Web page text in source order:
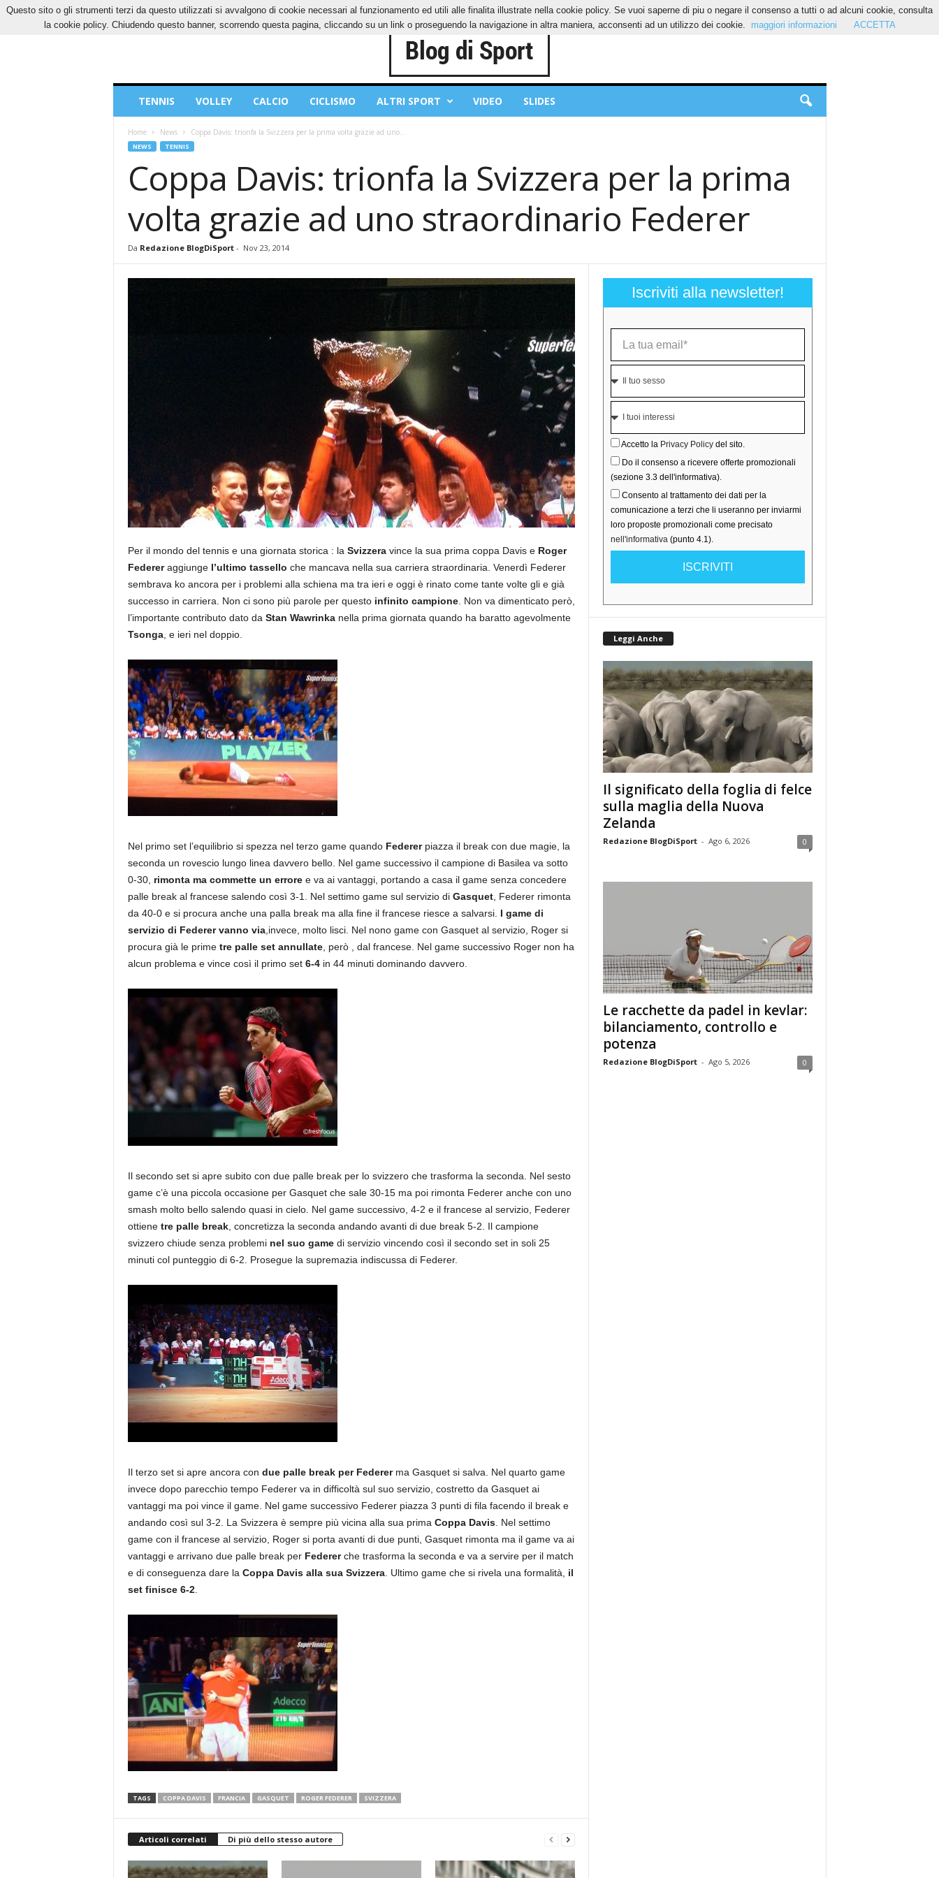
VENERDÌ, 7 AGOSTO 2026 CONTATTI COOKIES PRIVACY POLICY
Sport
TENNIS VOLLEY CALCIO CICLISMO ALTRI SPORT VIDEO SLIDES
Home News Coppa Davis: trionfa la Svizzera per la prima volta grazie ad uno...
NEWS TENNIS
Coppa Davis: trionfa la Svizzera per la prima
volta grazie ad uno straordinario Federer
Da Redazione BlogDiSport- Nov 23, 2014
Per il mondo del tennis e una giornata storica : la Svizzeravince la sua prima coppa Davis e Roger
Federeraggiunge l’ultimo tassello che mancava nella sua carriera straordinaria. Venerdì Federer
sembrava ko ancora per i problemi alla schiena ma tra ieri e oggi è rinato come tante volte gli e già
successo in carriera. Non ci sono più parole per questo infinito campione. Non va dimenticato però,
l’importante contributo dato da Stan Wawrinkanella prima giornata quando ha baratto agevolmente
Tsonga, e ieri nel doppio.
Nel primo set l’equilibrio si spezza nel terzo game quando Federerpiazza il break con due magie, la
seconda un rovescio lungo linea davvero bello. Nel game successivo il campione di Basilea va sotto
0-30, rimonta ma commette un erroree va ai vantaggi, portando a casa il game senza concedere
palle break al francese salendo così 3-1. Nel settimo game sul servizio di Gasquet, Federer rimonta
da 40-0 e si procura anche una palla break ma alla fine il francese riesce a salvarsi. I game di
servizio di Federer vanno via,invece, molto lisci. Nel nono game con Gasquet al servizio, Roger si
procura già le prime tre palle set annullate, però , dal francese. Nel game successivo Roger non ha
alcun problema e vince così il primo set 6-4in 44 minuti dominando davvero.
Il secondo set si apre subito con due palle break per lo svizzero che trasforma la seconda. Nel sesto
game c’è una piccola occasione per Gasquet che sale 30-15 ma poi rimonta Federer anche con uno
smash molto bello salendo quasi in cielo. Nel game successivo, 4-2 e il francese al servizio, Federer
ottiene tre palle break, concretizza la seconda andando avanti di due break 5-2. Il campione
svizzero chiude senza problemi nel suo gamedi servizio vincendo così il secondo set in soli 25
minuti col punteggio di 6-2. Prosegue la supremazia indiscussa di Federer.
Il terzo set si apre ancora con due palle break per Federerma Gasquet si salva. Nel quarto game
invece dopo parecchio tempo Federer va in difficoltà sul suo servizio, costretto da Gasquet ai
vantaggi ma poi vince il game. Nel game successivo Federer piazza 3 punti di fila facendo il break e
andando così sul 3-2. La Svizzera è sempre più vicina alla sua prima Coppa Davis. Nel settimo
game con il francese al servizio, Roger si porta avanti di due punti, Gasquet rimonta ma il game va ai
vantaggi e arrivano due palle break per Federerche trasforma la seconda e va a servire per il match
e di conseguenza dare la Coppa Davis alla sua Svizzera. Ultimo game che si rivela una formalità, il
set finisce 6-2.
TAGS COPPA DAVIS FRANCIA GASQUET ROGER FEDERER SVIZZERA
Articoli correlati Di più dello stesso autore
Iscriviti alla newsletter!
Accetto la Privacy Policydel sito.
Do il consenso a ricevere offerte promozionali
(sezione 3.3 dell'informativa).
Consento al trattamento dei dati per la
comunicazione a terzi che li useranno per inviarmi
loro proposte promozionali come precisato
nell'informativa(punto 4.1).
ISCRIVITI
Leggi Anche
Il significato della foglia di felce
sulla maglia della Nuova
Zelanda
Redazione BlogDiSport - Ago 6, 2026 0
Le racchette da padel in kevlar:
bilanciamento, controllo e
potenza
Redazione BlogDiSport - Ago 5, 2026 0
Questo sito o gli strumenti terzi da questo utilizzati si avvalgono di cookie necessari al funzionamento ed utili alle finalita illustrate nella cookie policy. Se vuoi saperne di piu o negare il consenso a tutti o ad alcuni cookie, consulta
la cookie policy. Chiudendo questo banner, scorrendo questa pagina, cliccando su un link o proseguendo la navigazione in altra maniera, acconsenti ad un utilizzo dei cookie.
maggiori informazioni ACCETTA